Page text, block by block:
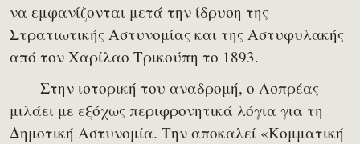
να εμφανίζονται μετά την ίδρυση της
Στρατιωτικής Αστυνομίας και της Αστυφυλακής
από τον Χαρίλαο Τρικούπη το 1893.
Στην ιστορική του αναδρομή, ο Ασπρέας
μιλάει με εξόχως περιφρονητικά λόγια για τη
Δημοτική Αστυνομία. Την αποκαλεί «Κομματική